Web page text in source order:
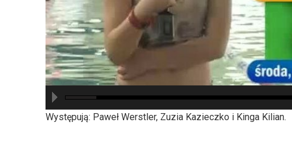
hd2880
hd2160
hd2160
hd1440
highres
hd1080
hd720
large
medium
small
tiny
Występują: Paweł Werstler, Zuzia Kazieczko i Kinga Kilian.